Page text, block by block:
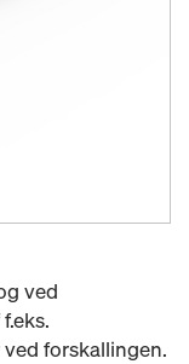
ved
forskallingen.